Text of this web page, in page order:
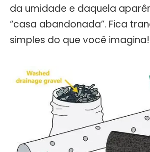
da umidade e daquela
“casa abandonada”. Fica
simples do que você imagina!